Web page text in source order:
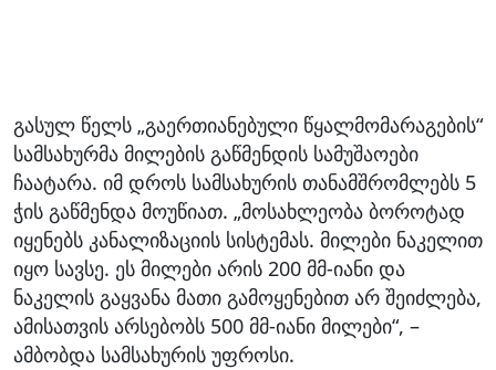
გასულ წელს „გაერთიანებული წყალმომარაგების“
სამსახურმა მილების გაწმენდის სამუშაოები
ჩაატარა. იმ დროს სამსახურის თანამშრომლებს 5
ჭის გაწმენდა მოუწიათ. „მოსახლეობა ბოროტად
იყენებს კანალიზაციის სისტემას. მილები ნაკელით
იყო სავსე. ეს მილები არის 200 მმ-იანი და
ნაკელის გაყვანა მათი გამოყენებით არ შეიძლება,
ამისათვის არსებობს 500 მმ-იანი მილები“, –
ამბობდა სამსახურის უფროსი.